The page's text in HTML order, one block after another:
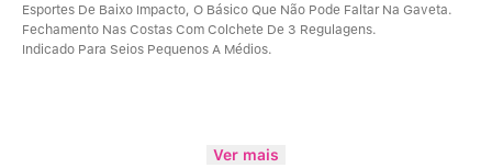
Esportes De Baixo Impacto, O Básico Que Não Pode Faltar Na Gaveta.
Fechamento Nas Costas Com Colchete De 3 Regulagens.
Indicado Para Seios Pequenos A Médios.
Ver mais